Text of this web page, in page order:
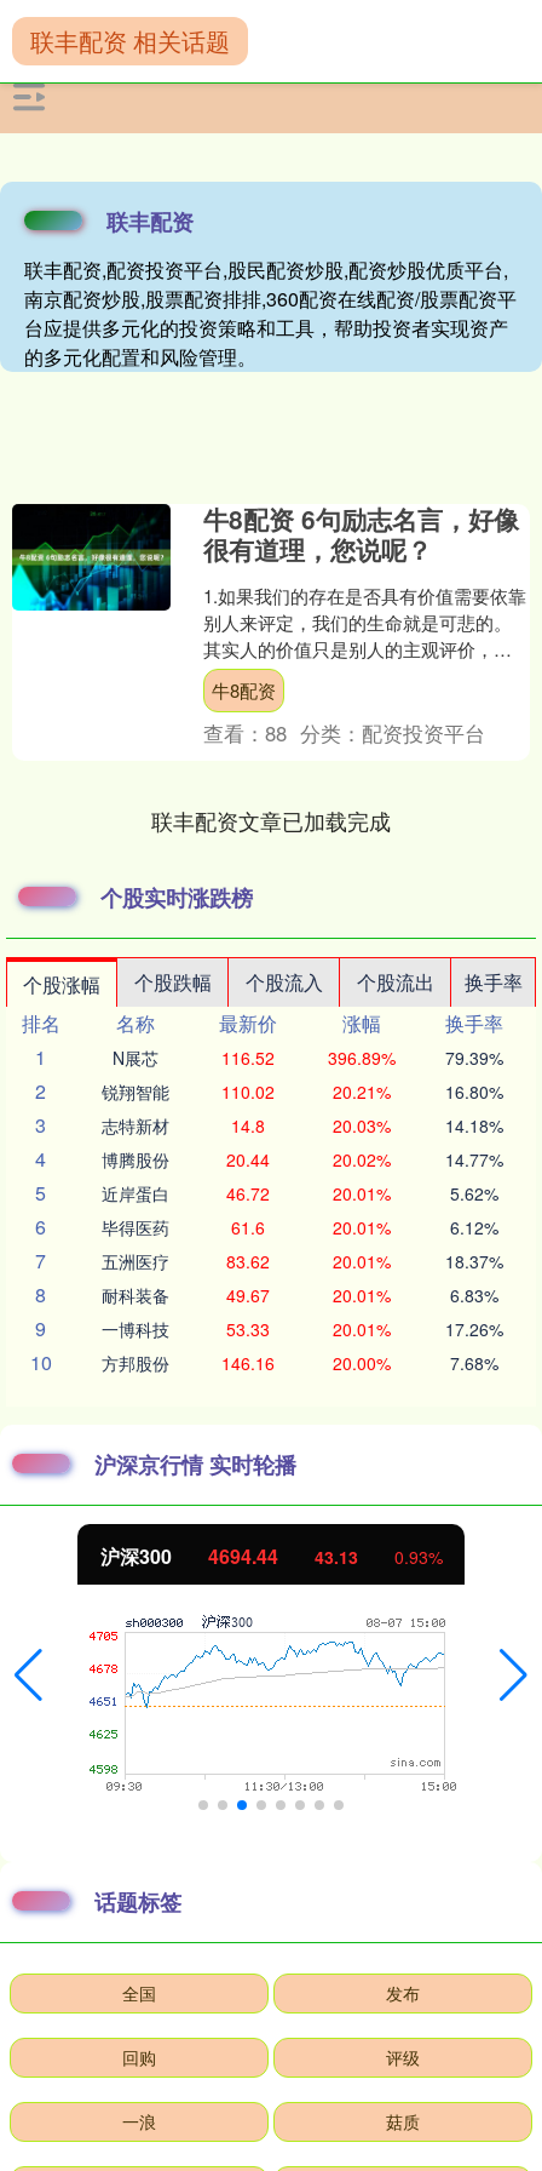
联丰配资
联丰配资,配资投资平台,股民配资炒股,配资炒股优质平台,
南京配资炒股,股票配资排排,360配资在线配资/股票配资平
台应提供多元化的投资策略和工具，帮助投资者实现资产
的多元化配置和风险管理。
联丰配资 相关话题
牛8配资 6句励志名言，好像
很有道理，您说呢？
1.如果我们的存在是否具有价值需要依靠
别人来评定，我们的生命就是可悲的。
其实人的价值只是别人的主观评价，站
在不同立场上就会得出不同结论。你对
别人有用，你就是有....
牛8配资
查看：88 分类： 配资投资平台
联丰配资文章已加载完成
个股实时涨跌榜
个股涨幅 个股跌幅 个股流入 个股流出
换手率
排名
名称 最新价 涨幅
换手率
1
N展芯 116.52 396.89% 79.39%
2 锐翔智能 110.02 20.21% 16.80%
3 志特新材 14.8 20.03% 14.18%
4 博腾股份 20.44 20.02% 14.77%
5 近岸蛋白 46.72 20.01% 5.62%
6 毕得医药 61.6 20.01% 6.12%
7 五洲医疗 83.62 20.01% 18.37%
8 耐科装备 49.67 20.01% 6.83%
9 一博科技 53.33 20.01% 17.26%
10 方邦股份 146.16 20.00% 7.68%
沪深京行情 实时轮播
沪深300 4694.44 43.13 0.93%
话题标签
全国 发布
回购 评级
一浪 菇质